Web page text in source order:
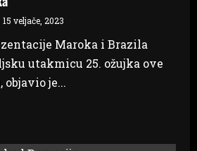
15 veljače, 2023
Maroka i Brazila
utakmicu 25. ožujka ove
objavio je...